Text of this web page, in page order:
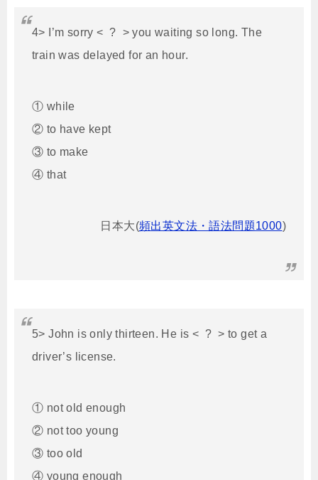
4> I’m sorry < ? > you waiting so long. The
train was delayed for an hour.
① while
② to have kept
③ to make
④ that
日本大(頻出英文法・語法問題1000)
5> John is only thirteen. He is < ? > to get a
driver’s license.
① not old enough
② not too young
③ too old
④ young enough